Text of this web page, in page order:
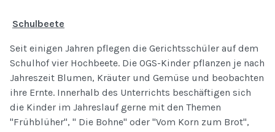
Schulbeete
Seit einigen Jahren pflegen die Gerichtsschüler auf dem
Schulhof vier Hochbeete. Die OGS-Kinder pflanzen je nach
Jahreszeit Blumen, Kräuter und Gemüse und beobachten
ihre Ernte. Innerhalb des Unterrichts beschäftigen sich
die Kinder im Jahreslauf gerne mit den Themen
"Frühblüher", " Die Bohne" oder "Vom Korn zum Brot",